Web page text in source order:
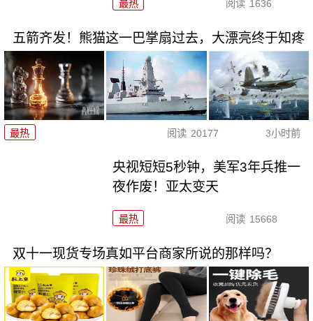
最热 阅读 1636
五箭齐发！熊猫这一巴掌扇过去，大漂亮终于知疼
最热 阅读 20177 3小时前
央视短短5秒钟，美军3年兵推一
夜作废！亚太变天
最热 阅读 15668
双十一现货专场真如平台商家所说的那样吗？